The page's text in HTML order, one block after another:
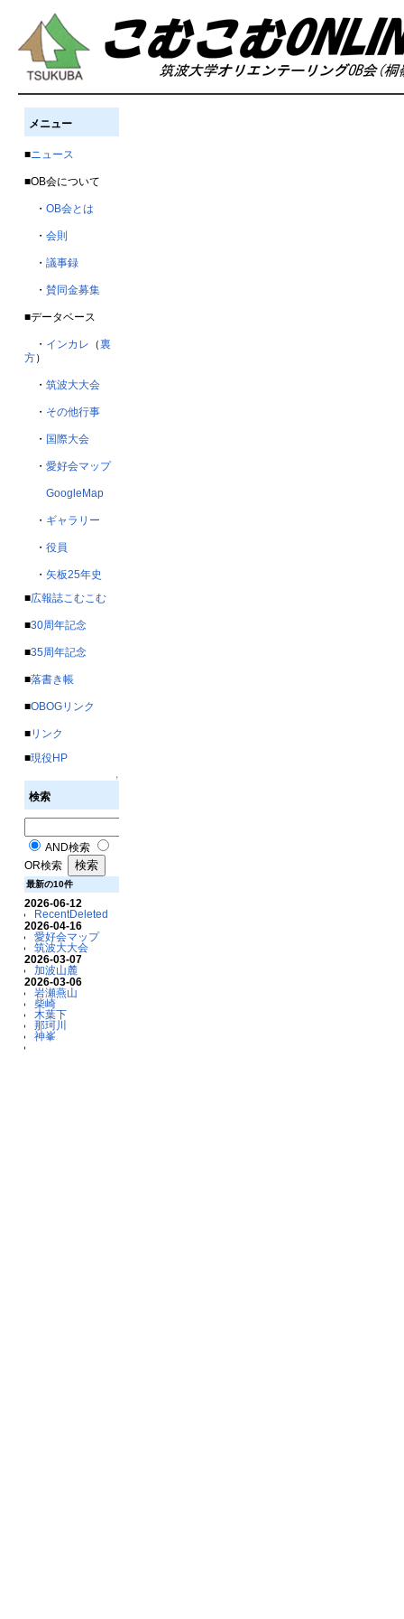
メニュー
■ニュース
■OB会について
・ OB会とは
・ 会則
・ 議事録
・ 賛同金募集
■データベース
・ インカレ （裏
方）
・ 筑波大大会
・ その他行事
・ 国際大会
・ 愛好会マップ
GoogleMap
・ ギャラリー
・ 役員
・ 矢板25年史
■広報誌こむこむ
■30周年記念
■35周年記念
■落書き帳
■OBOGリンク
■リンク
■現役HP
↑
検索
AND検索
OR検索
最新の10件
2026-06-12
RecentDeleted
2026-04-16
愛好会マップ
筑波大大会
2026-03-07
加波山麓
2026-03-06
岩瀬燕山
柴崎
木葉下
那珂川
神峯